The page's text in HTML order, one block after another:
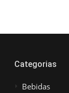
Categorias
Bebidas